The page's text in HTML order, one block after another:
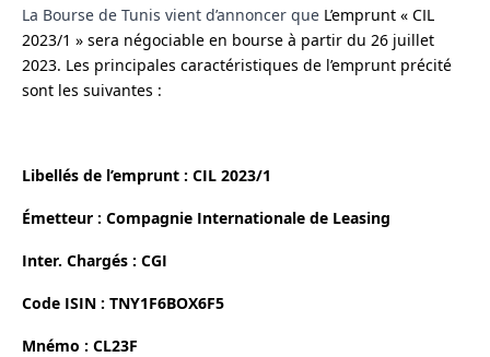
La Bourse de Tunis vient d’annoncer que L’emprunt « CIL
2023/1 » sera négociable en bourse à partir du 26 juillet
2023. Les principales caractéristiques de l’emprunt précité
sont les suivantes :
Libellés de l’emprunt : CIL 2023/1
Émetteur : Compagnie Internationale de Leasing
Inter. Chargés : CGI
Code ISIN : TNY1F6BOX6F5
Mnémo : CL23F